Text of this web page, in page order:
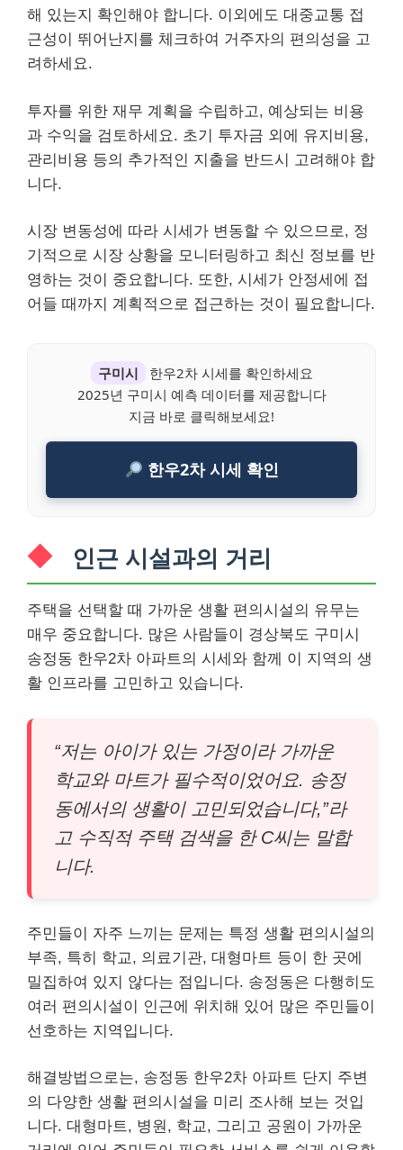
해 있는지 확인해야 합니다. 이외에도 대중교통 접
근성이 뛰어난지를 체크하여 거주자의 편의성을 고
려하세요.
투자를 위한 재무 계획을 수립하고, 예상되는 비용
과 수익을 검토하세요. 초기 투자금 외에 유지비용,
관리비용 등의 추가적인 지출을 반드시 고려해야 합
니다.
시장 변동성에 따라 시세가 변동할 수 있으므로, 정
기적으로 시장 상황을 모니터링하고 최신 정보를 반
영하는 것이 중요합니다. 또한, 시세가 안정세에 접
어들 때까지 계획적으로 접근하는 것이 필요합니다.
구미시
한우2차 시세를 확인하세요
2025년 구미시 예측 데이터를 제공합니다
지금 바로 클릭해보세요!
한우2차 시세 확인
인근 시설과의 거리
주택을 선택할 때 가까운 생활 편의시설의 유무는
매우 중요합니다. 많은 사람들이 경상북도 구미시
송정동 한우2차 아파트의 시세와 함께 이 지역의 생
활 인프라를 고민하고 있습니다.
“저는 아이가 있는 가정이라 가까운
학교와 마트가 필수적이었어요. 송정
동에서의 생활이 고민되었습니다,”라
고 수직적 주택 검색을 한 C씨는 말합
니다.
주민들이 자주 느끼는 문제는 특정 생활 편의시설의
부족, 특히 학교, 의료기관, 대형마트 등이 한 곳에
밀집하여 있지 않다는 점입니다. 송정동은 다행히도
여러 편의시설이 인근에 위치해 있어 많은 주민들이
선호하는 지역입니다.
해결방법으로는, 송정동 한우2차 아파트 단지 주변
의 다양한 생활 편의시설을 미리 조사해 보는 것입
니다. 대형마트, 병원, 학교, 그리고 공원이 가까운